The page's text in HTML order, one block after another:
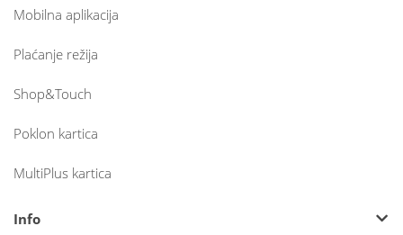
Mobilna aplikacija
Plaćanje režija
Shop&Touch
Poklon kartica
MultiPlus kartica
Info